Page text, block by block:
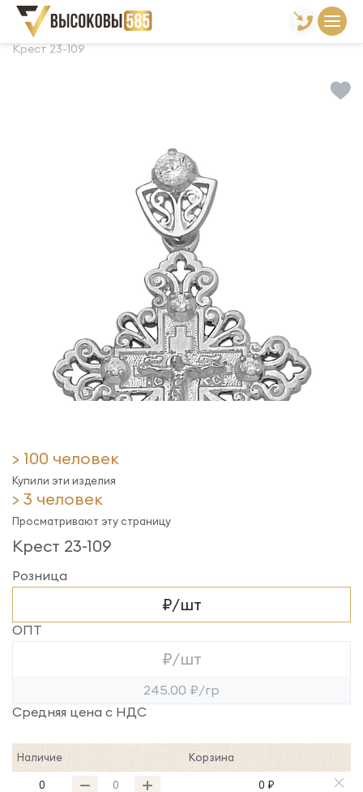
Главная Склад готовой продукции
Крест 23-109
> 100 человек
Купили эти изделия
> 3 человек
Просматривают эту страницу
Крест 23-109
Розница
₽/шт
ОПТ
₽/шт
245.00 ₽/гр
Средняя цена с НДС
Наличие Корзина
0 0 ₽